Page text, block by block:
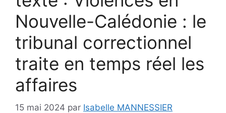
Nouvelle-Calédonie : le
tribunal correctionnel
traite en temps réel les
affaires
15 mai 2024 par Isabelle MANNESSIER